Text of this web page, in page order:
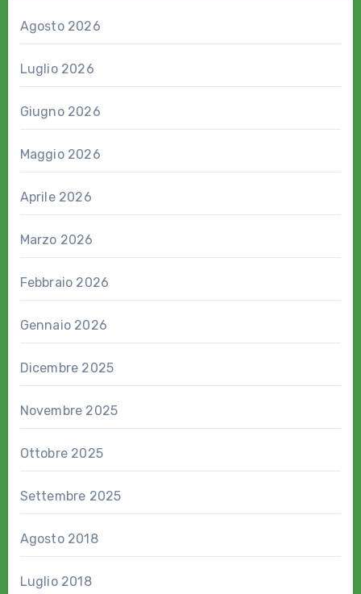
Agosto 2026
Luglio 2026
Giugno 2026
Maggio 2026
Aprile 2026
Marzo 2026
Febbraio 2026
Gennaio 2026
Dicembre 2025
Novembre 2025
Ottobre 2025
Settembre 2025
Agosto 2018
Luglio 2018